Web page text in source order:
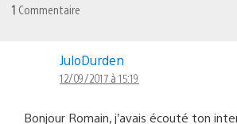
1 Commentaire
JuloDurden
12/09/2017 à 15:19
Bonjour Romain, j’avais écouté ton